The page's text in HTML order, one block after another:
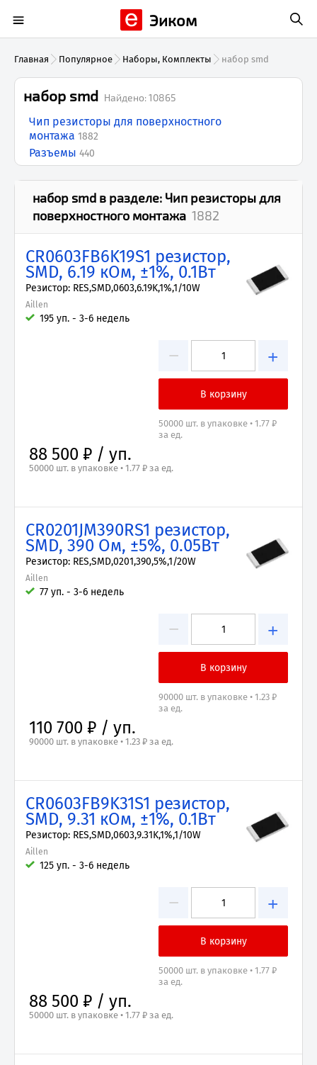
Эиком
Главная Популярное Наборы, Комплекты набор smd
набор smd Найдено:10865
Чип резисторы для поверхностного
монтажа 1882
Разъемы 440
набор smd в разделе: Чип резисторы для
поверхностного монтажа 1882
CR0603FB6K19S1 резистор,
SMD, 6.19 кОм, ±1%, 0.1Вт
Резистор: RES,SMD,0603,6.19K,1%,1/10W
Aillen
195 уп. - 3-6 недель
− +
50000 шт. в упаковке • 1.77 ₽
за ед.
88 500 ₽ / уп.
50000 шт. в упаковке • 1.77 ₽ за ед.
CR0201JM390RS1 резистор,
SMD, 390 Ом, ±5%, 0.05Вт
Резистор: RES,SMD,0201,390,5%,1/20W
Aillen
77 уп. - 3-6 недель
− +
90000 шт. в упаковке • 1.23 ₽
за ед.
110 700 ₽ / уп.
90000 шт. в упаковке • 1.23 ₽ за ед.
CR0603FB9K31S1 резистор,
SMD, 9.31 кОм, ±1%, 0.1Вт
Резистор: RES,SMD,0603,9.31K,1%,1/10W
Aillen
125 уп. - 3-6 недель
− +
50000 шт. в упаковке • 1.77 ₽
за ед.
88 500 ₽ / уп.
50000 шт. в упаковке • 1.77 ₽ за ед.